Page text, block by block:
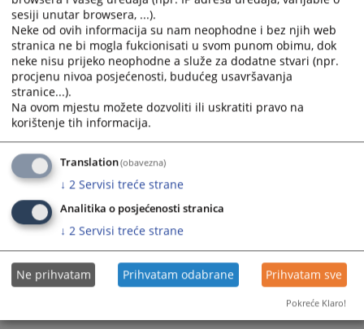
sesiji unutar browsera, ...).
Neke od ovih informacija su nam neophodne i bez njih web
stranica ne bi mogla fukcionisati u svom punom obimu, dok
neke nisu prijeko neophodne a služe za dodatne stvari (npr.
procjenu nivoa posjećenosti, budućeg usavršavanja
stranice...).
Na ovom mjestu možete dozvoliti ili uskratiti pravo na
korištenje tih informacija.
Translation(obavezna)
↓ 2 Servisi treće strane
Analitika o posjećenosti stranica
↓ 2 Servisi treće strane
Ne prihvatam Prihvatam odabrane Prihvatam sve
Pokreće Klaro!